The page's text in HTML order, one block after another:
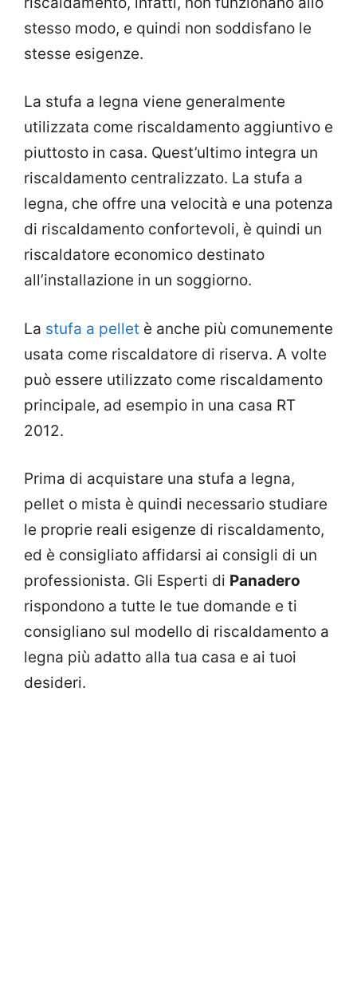
stesso modo, e quindi non soddisfano le
stesse esigenze.
La stufa a legna viene generalmente
utilizzata come riscaldamento aggiuntivo e
piuttosto in casa. Quest’ultimo integra un
riscaldamento centralizzato. La stufa a
legna, che offre una velocità e una potenza
di riscaldamento confortevoli, è quindi un
riscaldatore economico destinato
all’installazione in un soggiorno.
La stufa a pellet è anche più comunemente
usata come riscaldatore di riserva. A volte
può essere utilizzato come riscaldamento
principale, ad esempio in una casa RT
2012.
Prima di acquistare una stufa a legna,
pellet o mista è quindi necessario studiare
le proprie reali esigenze di riscaldamento,
ed è consigliato affidarsi ai consigli di un
professionista. Gli Esperti di Panadero
rispondono a tutte le tue domande e ti
consigliano sul modello di riscaldamento a
legna più adatto alla tua casa e ai tuoi
desideri.